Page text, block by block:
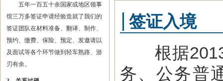
五年一百五十余国家或地区领事
馆三万多签证申请经验造就了我们的
签证团队在材料准备、翻译、制作、
预约、缴费、保险、预定、发邀请以
及面试等各个环节做到轻车熟路、游
刃有余。
签证入境
根据2013
务、公务普